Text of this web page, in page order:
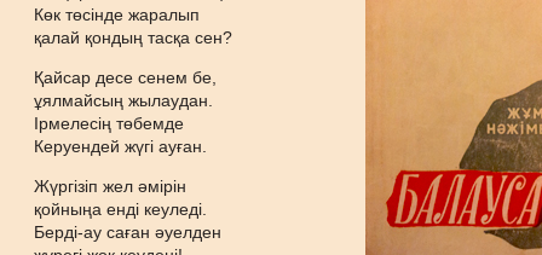
Көк төсінде жаралып
қалай қондың тасқа сен?
Қайсар десе сенем бе,
ұялмайсың жылаудан.
Ірмелесің төбемде
Керуендей жүгі ауған.
Жүргізіп жел әмірін
қойныңа енді кеуледі.
Берді-ау саған әуелден